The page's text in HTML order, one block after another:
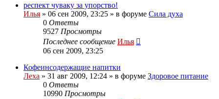
респект чуваку за упорство!
Илья » 06 сен 2009, 23:25 » в форуме Сила духа
0 Ответы
9527 Просмотры
Последнее сообщение Илья
06 сен 2009, 23:25
Кофеинсодержащие напитки
Леха » 31 авг 2009, 12:24 » в форуме Здоровое питание
0 Ответы
10990 Просмотры